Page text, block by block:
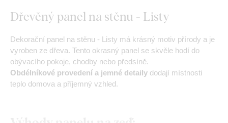
Dřevěný panel na stěnu - Listy
Dekorační panel na stěnu - Listy má krásný motiv přírody a je
vyroben ze dřeva. Tento okrasný panel se skvěle hodí do
obývacího pokoje, chodby nebo předsíně.
Obdélníkové provedení a jemné detaily dodají místnosti
teplo domova a příjemný vzhled.